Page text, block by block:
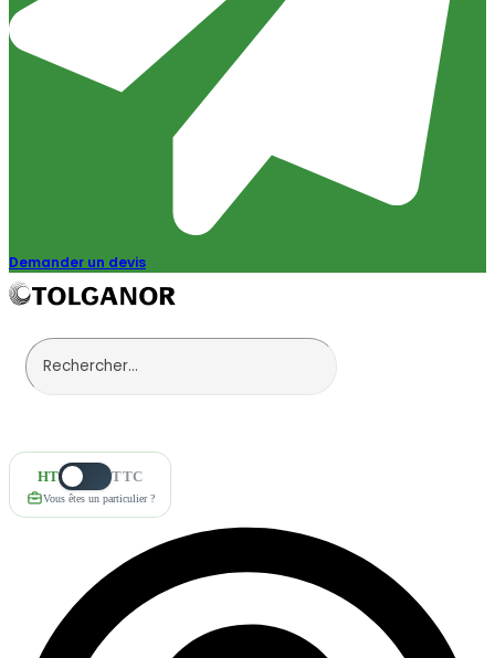
Demander un devis
HT TTC
Vous êtes un particulier ?